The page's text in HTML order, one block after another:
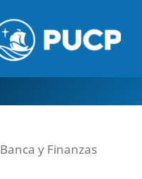
Banca y Finanzas